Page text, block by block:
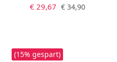
Verkaufspreis:
€ 29,67 Regulärer Preis:
€ 34,90
(15% gespart)